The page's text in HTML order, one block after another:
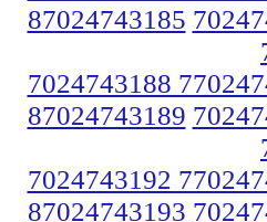
87024743185
7024743188
87024743189
7024743192
87024743193